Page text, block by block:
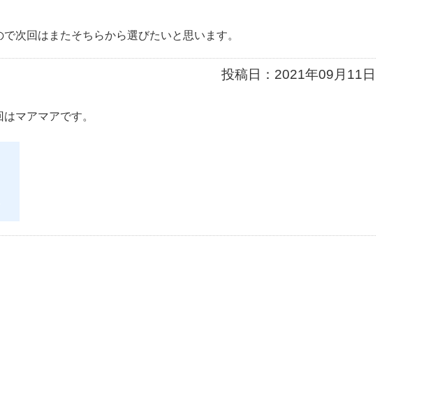
次回はまたそちらから選びたいと思います。
投稿日： 2021年09月11日
マアマアです。